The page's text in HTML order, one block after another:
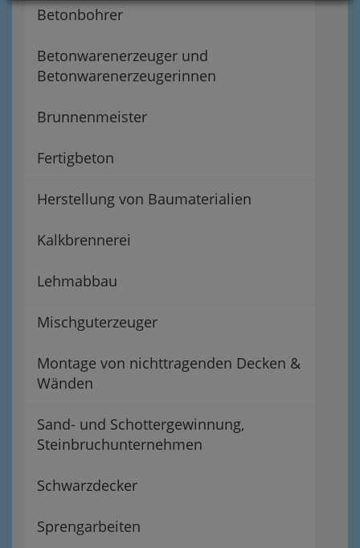
Betonbohrer
Betonwarenerzeuger und
Betonwarenerzeugerinnen
Brunnenmeister
Fertigbeton
Herstellung von Baumaterialien
Kalkbrennerei
Lehmabbau
Mischguterzeuger
Montage von nichttragenden Decken &
Wänden
Sand- und Schottergewinnung,
Steinbruchunternehmen
Schwarzdecker
Sprengarbeiten